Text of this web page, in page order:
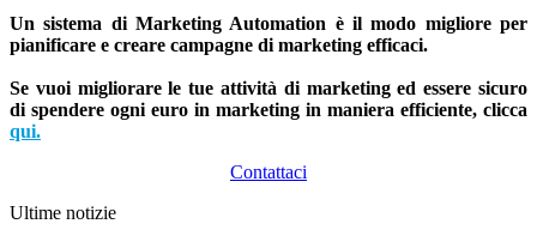
Un sistema di Marketing Automation è il modo migliore per
pianificare e creare campagne di marketing efficaci.
Se vuoi migliorare le tue attività di marketing ed essere sicuro
di spendere ogni euro in marketing in maniera efficiente, clicca
qui.
Contattaci
Ultime notizie